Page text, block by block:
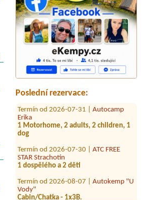
Poslední rezervace:
Termín od 2026-08-07 |Kemp
Poslední štace
Termín od 2026-07-30 | Kemp Olšovec
Chata dvoulůžková táborová 1x2L
Erika
1 Motorhome, 2 adults, 2 children, 1
dog
STAR Strachotín
1 dospělého a 2 děti
Vody"
Cabin/Chatka - 1x3B.